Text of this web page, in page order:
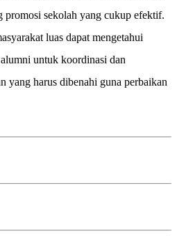
promosi sekolah yang cukup efektif.
luas dapat mengetahui
untuk koordinasi dan
yang harus dibenahi guna perbaikan